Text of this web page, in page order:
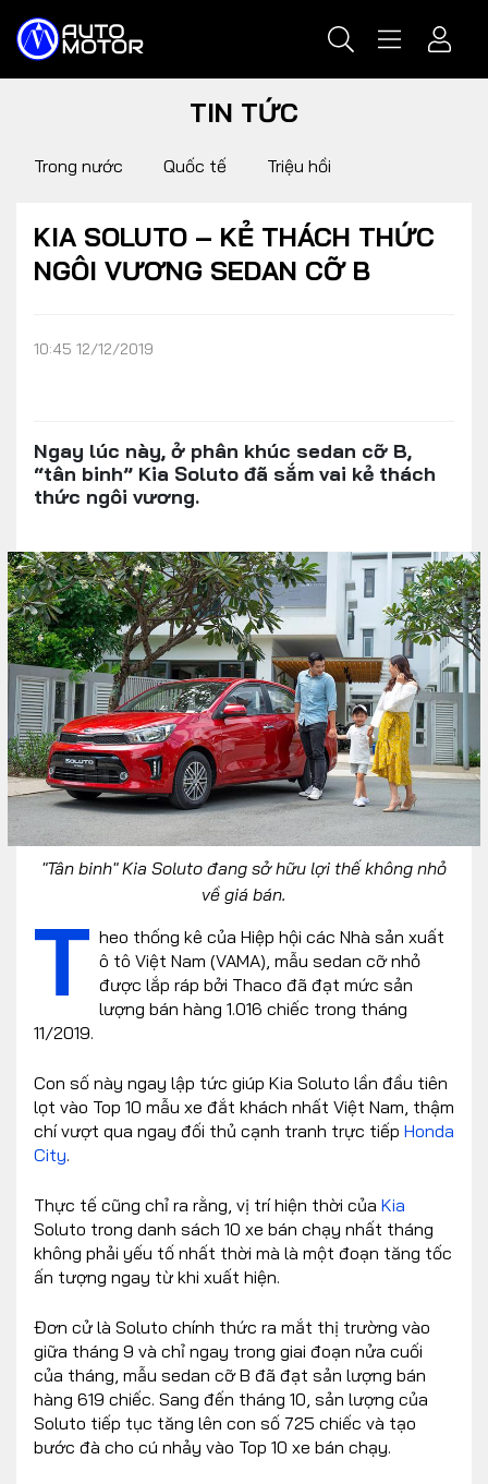
TIN TỨC
Trong nước Quốc tế Triệu hồi
KIA SOLUTO – KẺ THÁCH THỨC
NGÔI VƯƠNG SEDAN CỠ B
10:45 12/12/2019
Ngay lúc này, ở phân khúc sedan cỡ B,
“tân binh” Kia Soluto đã sắm vai kẻ thách
thức ngôi vương.
"Tân binh" Kia Soluto đang sở hữu lợi thế không nhỏ
về giá bán.
T heo thống kê của Hiệp hội các Nhà sản xuất
ô tô Việt Nam (VAMA), mẫu sedan cỡ nhỏ
được lắp ráp bởi Thaco đã đạt mức sản
lượng bán hàng 1.016 chiếc trong tháng
11/2019.
Con số này ngay lập tức giúp Kia Soluto lần đầu tiên
lọt vào Top 10 mẫu xe đắt khách nhất Việt Nam, thậm
chí vượt qua ngay đối thủ cạnh tranh trực tiếp Honda
City.
Thực tế cũng chỉ ra rằng, vị trí hiện thời của Kia
Soluto trong danh sách 10 xe bán chạy nhất tháng
không phải yếu tố nhất thời mà là một đoạn tăng tốc
ấn tượng ngay từ khi xuất hiện.
Đơn cử là Soluto chính thức ra mắt thị trường vào
giữa tháng 9 và chỉ ngay trong giai đoạn nửa cuối
của tháng, mẫu sedan cỡ B đã đạt sản lượng bán
hàng 619 chiếc. Sang đến tháng 10, sản lượng của
Soluto tiếp tục tăng lên con số 725 chiếc và tạo
bước đà cho cú nhảy vào Top 10 xe bán chạy.